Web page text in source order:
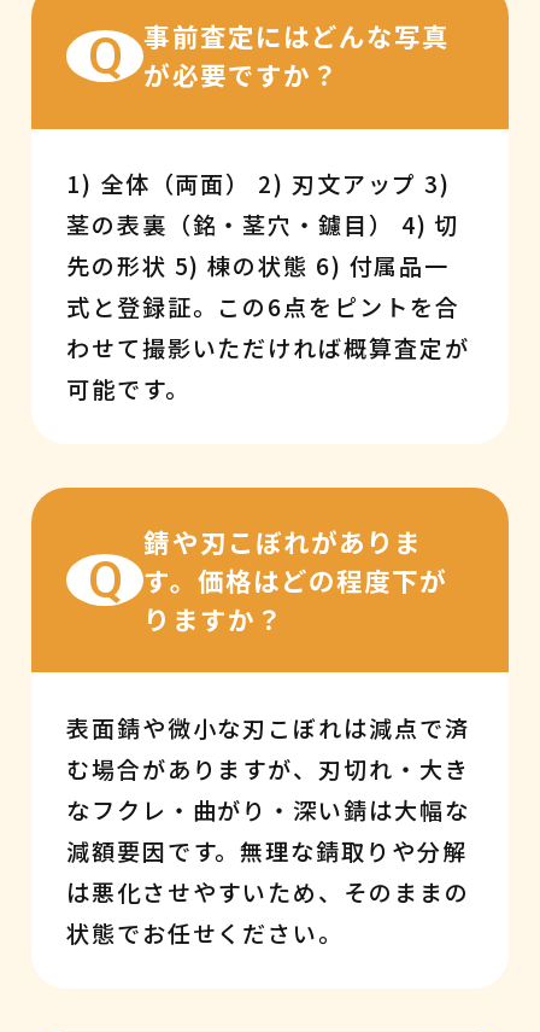
Q
事前査定にはどんな写真
が必要ですか？
1) 全体（両面） 2) 刃文アップ 3)
茎の表裏（銘・茎穴・鑢目） 4) 切
先の形状 5) 棟の状態 6) 付属品一
式と登録証。この6点をピントを合
わせて撮影いただければ概算査定が
可能です。
Q
錆や刃こぼれがありま
す。価格はどの程度下が
りますか？
表面錆や微小な刃こぼれは減点で済
む場合がありますが、刃切れ・大き
なフクレ・曲がり・深い錆は大幅な
減額要因です。無理な錆取りや分解
は悪化させやすいため、そのままの
状態でお任せください。